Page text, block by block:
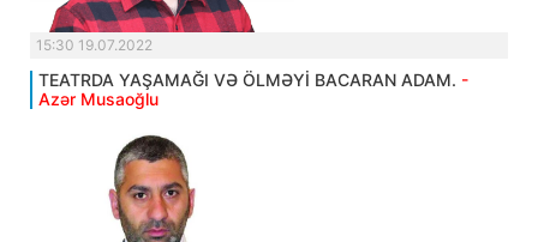
15:30 19.07.2022
TEATRDA YAŞAMAĞI VƏ ÖLMƏYİ BACARAN ADAM. -
Azər Musaoğlu